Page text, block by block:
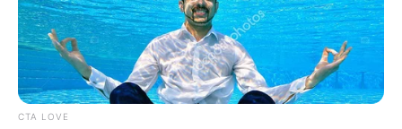
CTA LOVE